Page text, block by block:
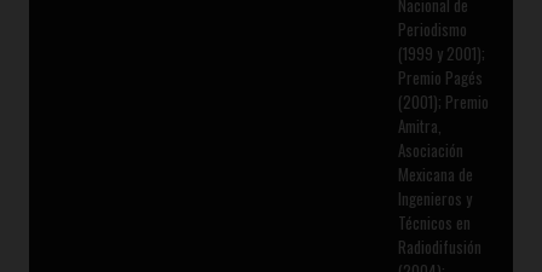
Periodismo
(1999 y 2001);
Premio Pagés
(2001); Premio
Amitra,
Asociación
Mexicana de
Ingenieros y
Técnicos en
Radiodifusión